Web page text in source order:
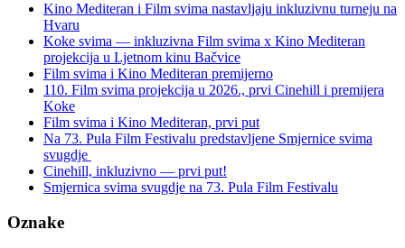
programa”
Kino Mediteran i Film svima nastavljaju inkluzivnu turneju na
Hvaru
Koke svima — inkluzivna Film svima x Kino Mediteran
projekcija u Ljetnom kinu Bačvice
Film svima i Kino Mediteran premijerno
110. Film svima projekcija u 2026., prvi Cinehill i premijera
Koke
Film svima i Kino Mediteran, prvi put
Na 73. Pula Film Festivalu predstavljene Smjernice svima
svugdje
Cinehill, inkluzivno — prvi put!
Smjernica svima svugdje na 73. Pula Film Festivalu
Oznake